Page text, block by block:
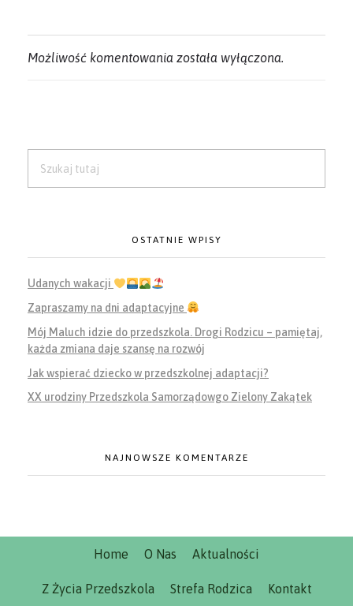
Możliwość komentowania została wyłączona.
OSTATNIE WPISY
Udanych wakacji
Zapraszamy na dni adaptacyjne
Mój Maluch idzie do przedszkola. Drogi Rodzicu – pamiętaj,
każda zmiana daje szansę na rozwój
Jak wspierać dziecko w przedszkolnej adaptacji?
XX urodziny Przedszkola Samorządowgo Zielony Zakątek
NAJNOWSZE KOMENTARZE
Home O Nas Aktualności
Z Życia Przedszkola Strefa Rodzica Kontakt